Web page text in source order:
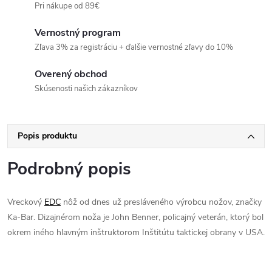
Pri nákupe od 89€
Vernostný program
Zľava 3% za registráciu + ďalšie vernostné zľavy do 10%
Overený obchod
Skúsenosti našich zákazníkov
Popis produktu
Podrobný popis
Vreckový EDC nôž od dnes už presláveného výrobcu nožov, značky
Ka-Bar. Dizajnérom noža je John Benner, policajný veterán, ktorý bol
okrem iného hlavným inštruktorom Inštitútu taktickej obrany v USA.